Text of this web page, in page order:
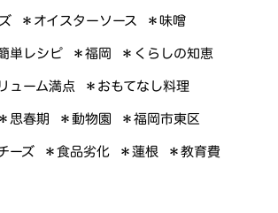
＊オイスターソース ＊味噌
単レシピ ＊福岡 ＊くらしの知恵
ューム満点 ＊おもてなし料理
＊思春期 ＊動物園 ＊福岡市東区
ーズ ＊食品劣化 ＊蓮根 ＊教育費